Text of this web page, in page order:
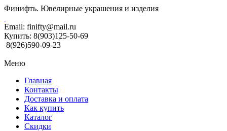
Финифть. Ювелирные украшения и изделия
Email: finifty@mail.ru
Купить: 8(903)125-50-69
8(926)590-09-23
Меню
Главная
Контакты
Доставка и оплата
Как купить
Каталог
Скидки